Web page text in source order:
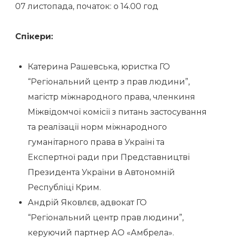
07 листопада, початок: о 14.00 год
Спікери:
Катерина Рашевська, юристка ГО
“Регіональний центр з прав людини”,
магістр міжнародного права, членкиня
Міжвідомчої комісії з питань застосування
та реалізації норм міжнародного
гуманітарного права в Україні та
Експертної ради при Представництві
Президента України в Автономній
Республіці Крим.
Андрій Яковлєв, адвокат ГО
“Регіональний центр прав людини”,
керуючий партнер АО «Амбрела».